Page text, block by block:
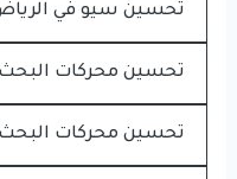
تحسين سيو في
تحسين محركات البحث
تحسين محركات البحث SEO